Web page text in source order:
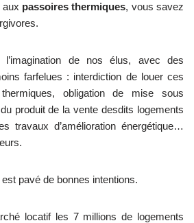
aux passoires thermiques, vous savez
de nos élus, avec des
farfelues : interdiction de louer ces
obligation de mise sous
produit de la vente desdits logements
travaux d’amélioration énergétique…
pavé de bonnes intentions.
locatif les 7 millions de logements